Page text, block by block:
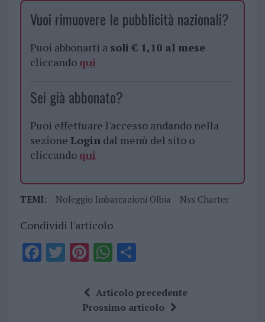
Vuoi rimuovere le pubblicità nazionali?
Puoi abbonarti a soli € 1,10 al mese
cliccando qui
Sei già abbonato?
Puoi effettuare l'accesso andando nella
sezione Logindal menù del sito o
cliccando qui
TEMI: Noleggio Imbarcazioni Olbia Nss Charter
Condividi l'articolo
F T Pi
te
re
W
at
s
S
a
re
Articolo precedente
Prossimo articolo